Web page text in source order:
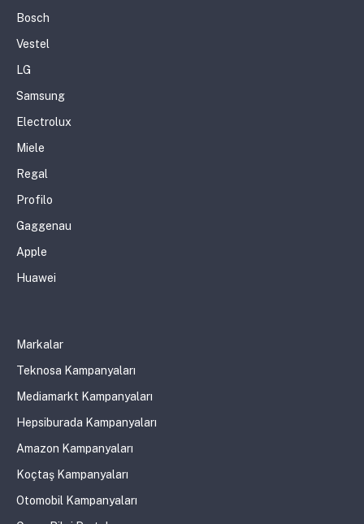
Bosch
Vestel
LG
Samsung
Electrolux
Miele
Regal
Profilo
Gaggenau
Apple
Huawei
Markalar
Teknosa Kampanyaları
Mediamarkt Kampanyaları
Hepsiburada Kampanyaları
Amazon Kampanyaları
Koçtaş Kampanyaları
Otomobil Kampanyaları